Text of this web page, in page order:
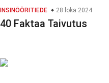
INSINÖÖRITIEDE 28 loka 2024
40 Faktaa Taivutus